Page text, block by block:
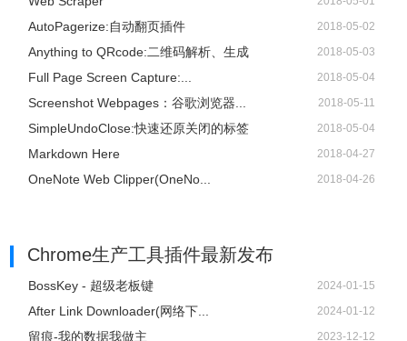
AutoPagerize:自动翻页插件 2018-05-02
Anything to QRcode:二维码解析、生成 2018-05-03
Full Page Screen Capture:... 2018-05-04
Screenshot Webpages：谷歌浏览器... 2018-05-11
SimpleUndoClose:快速还原关闭的标签 2018-05-04
Markdown Here 2018-04-27
OneNote Web Clipper(OneNo... 2018-04-26
Chrome生产工具插件最新发布
BossKey - 超级老板键 2024-01-15
After Link Downloader(网络下... 2024-01-12
留痕-我的数据我做主 2023-12-12